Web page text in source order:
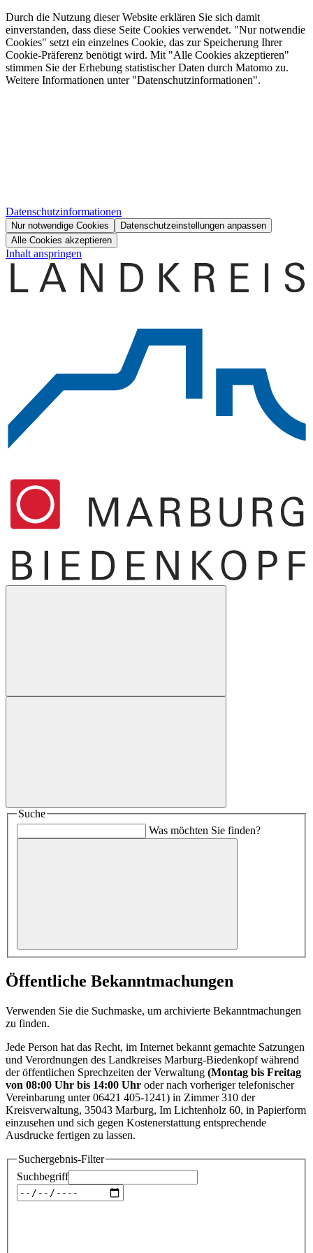
Durch die Nutzung dieser Website erklären Sie sich damit
einverstanden, dass diese Seite Cookies verwendet. "Nur notwendie
Cookies" setzt ein einzelnes Cookie, das zur Speicherung Ihrer
Cookie-Präferenz benötigt wird. Mit "Alle Cookies akzeptieren"
stimmen Sie der Erhebung statistischer Daten durch Matomo zu.
Weitere Informationen unter "Datenschutzinformationen".
Datenschutzinformationen
Nur notwendige Cookies
Datenschutzeinstellungen anpassen
Alle Cookies akzeptieren
Inhalt anspringen
Suche
Was möchten Sie finden?
Öffentliche Bekanntmachungen
Verwenden Sie die Suchmaske, um archivierte Bekanntmachungen
zu finden.
Jede Person hat das Recht, im Internet bekannt gemachte Satzungen
und Verordnungen des Landkreises Marburg-Biedenkopf während
der öffentlichen Sprechzeiten der Verwaltung (Montag bis Freitag
von 08:00 Uhr bis 14:00 Uhr oder nach vorheriger telefonischer
Vereinbarung unter 06421 405-1241) in Zimmer 310 der
Kreisverwaltung, 35043 Marburg, Im Lichtenholz 60, in Papierform
einzusehen und sich gegen Kostenerstattung entsprechende
Ausdrucke fertigen zu lassen.
Suchergebnis-Filter
Suchbegriff